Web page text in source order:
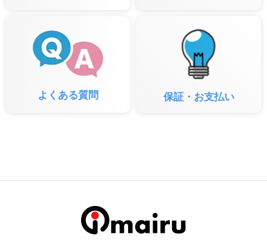
よくある質問 保証・お支払い